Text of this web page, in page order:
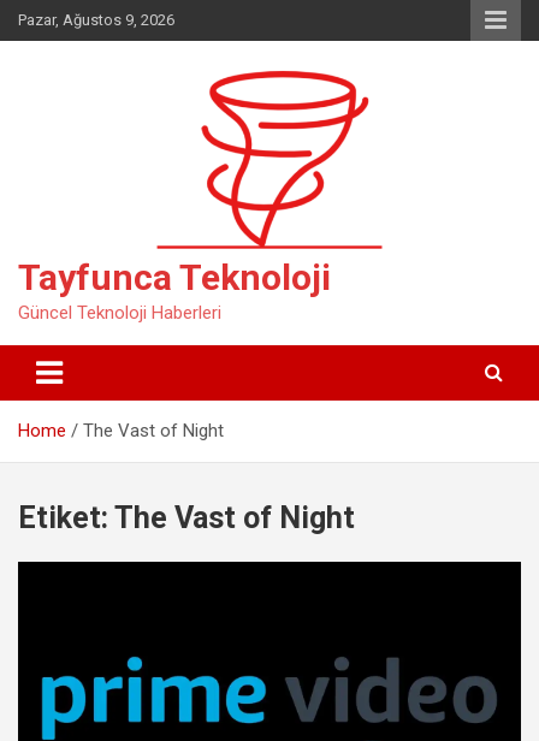
Skip
to
Pazar, Ağustos 9, 2026
Tayfunca Teknoloji
Güncel Teknoloji Haberleri
Home The Vast of Night
Etiket: The Vast of Night